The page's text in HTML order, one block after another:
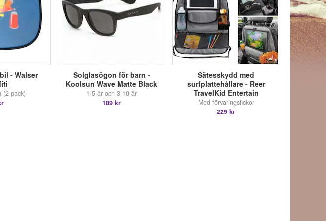
- Walser
(2-pack)
Solglasögon för barn -
Koolsun Wave Matte Black
1-5 år och 3-10 år
189 kr
Sätesskydd med
surfplattehållare - Reer
TravelKid Entertain
Med förvaringsfickor
229 kr